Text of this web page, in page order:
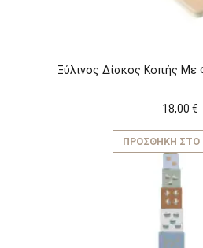
Ξύλινος Δίσκος Κοπής Με
18,00 €
ΠΡΟΣΘΉΚΗ ΣΤΟ